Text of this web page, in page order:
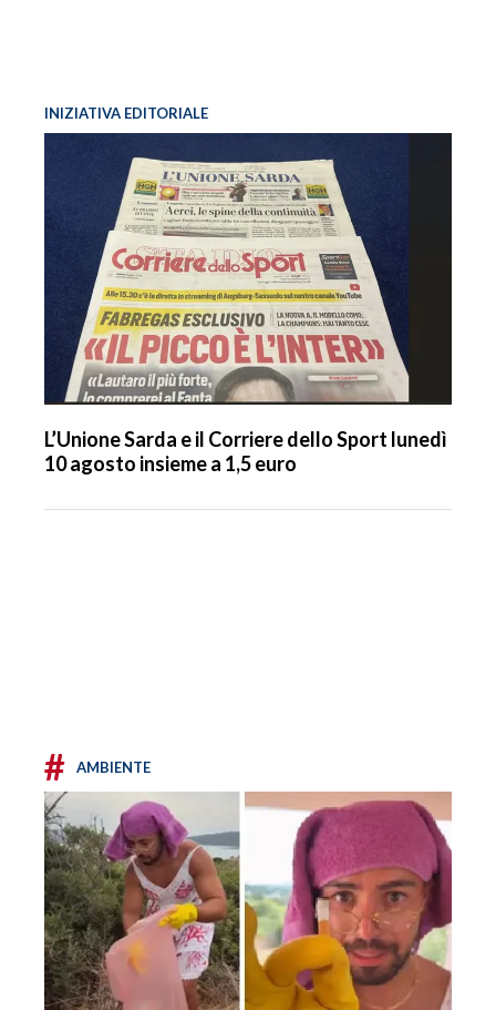
INIZIATIVA EDITORIALE
L’Unione Sarda e il Corriere dello Sport lunedì
10 agosto insieme a 1,5 euro
# AMBIENTE